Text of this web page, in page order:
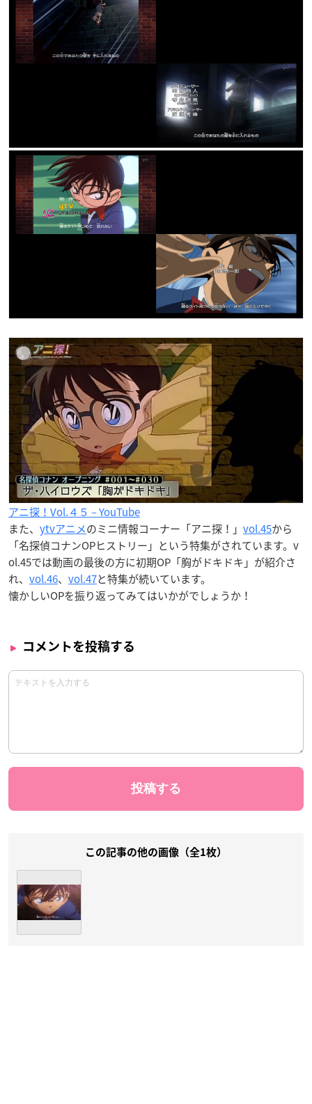
アニ探！Vol.４５ – YouTube
また、 ytvアニメのミニ情報コーナー「アニ探！」 vol.45から
「名探偵コナンOPヒストリー」という特集がされています。v
ol.45では動画の最後の方に初期OP「胸がドキドキ」が紹介さ
れ、 vol.46、 vol.47と特集が続いています。
懐かしいOPを振り返ってみてはいかがでしょうか！
コメントを投稿する
この記事の他の画像（全1枚）